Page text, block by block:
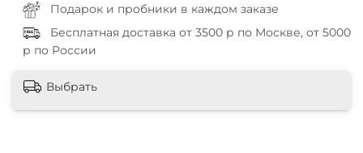
Подарок и пробники в каждом заказе
Бесплатная доставка от 3500 р по Москве, от 5000
р по России
Выбрать